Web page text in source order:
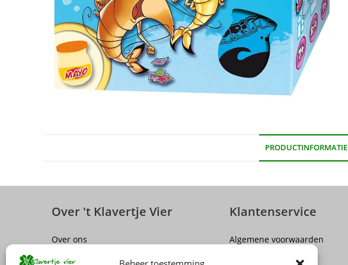
PRODUCTINFORMATIE
Over 't Klavertje Vier
Over ons
Klantenservice
Algemene voorwaarden